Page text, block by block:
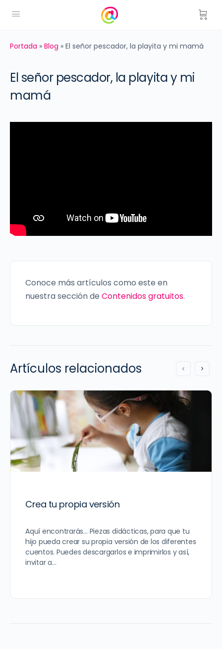
Portada » Blog » El señor pescador, la playita y mi mamá
El señor pescador, la playita y mi
mamá
Conoce más artículos como este en
nuestra sección de Contenidos gratuitos.
Artículos relacionados
Crea tu propia versión
Aquí encontrarás… Piezas didácticas, para que tu
hijo pueda crear su propia versión de los diferentes
cuentos. Puedes descargarlos e imprimirlos y así,
invitar a…